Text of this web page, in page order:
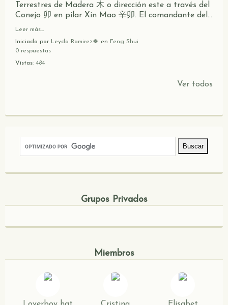
Terrestres de Madera 木 o dirección este a través del
Conejo 卯 en pilar Xin Mao 辛卯. El comandante del…
Leer más…
Iniciado por Leyda Ramirez🍀 en Feng Shui
0 respuestas
Vistas: 484
Ver todos
Grupos Privados
Miembros